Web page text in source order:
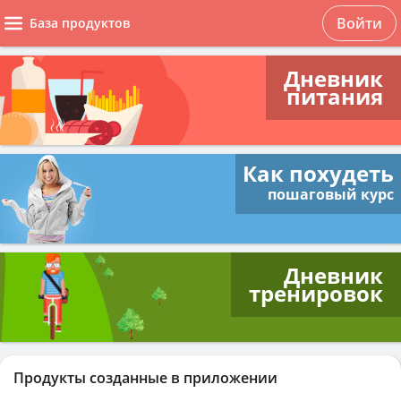
База продуктов Войти
Дневник
питания
Как похудеть
пошаговый курс
Дневник
тренировок
Продукты созданные в приложении